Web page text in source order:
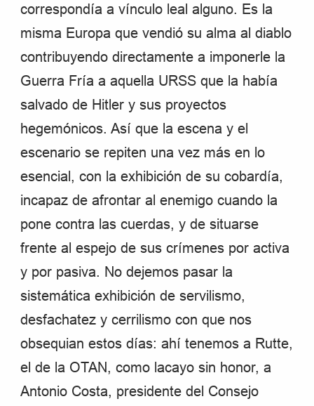
correspondía a vínculo leal alguno. Es la
misma Europa que vendió su alma al diablo
contribuyendo directamente a imponerle la
Guerra Fría a aquella URSS que la había
salvado de Hitler y sus proyectos
hegemónicos. Así que la escena y el
escenario se repiten una vez más en lo
esencial, con la exhibición de su cobardía,
incapaz de afrontar al enemigo cuando la
pone contra las cuerdas, y de situarse
frente al espejo de sus crímenes por activa
y por pasiva. No dejemos pasar la
sistemática exhibición de servilismo,
desfachatez y cerrilismo con que nos
obsequian estos días: ahí tenemos a Rutte,
el de la OTAN, como lacayo sin honor, a
Antonio Costa, presidente del Consejo